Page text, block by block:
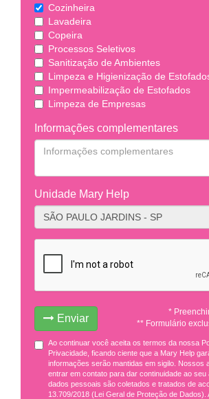
Cozinheira
Lavadeira
Copeira
Processos Seletivos
Sanitização de Ambientes
Limpeza e Higienização de
Impermeabilização de Estofados
Limpeza de Empresas
Informações complementares
Unidade Mary Help
Enviar
*
** Formulário
Ao continuar você aceita os termos da nossa
Privacidade, ficando ciente que a Mary Help
informações serão mantidas em sigilo. Nossos
entrar em contato para dar continuidade ao seu
dados pessoais são coletados e tratados de
13.709/2018 (Lei Geral de Proteção de Dados).